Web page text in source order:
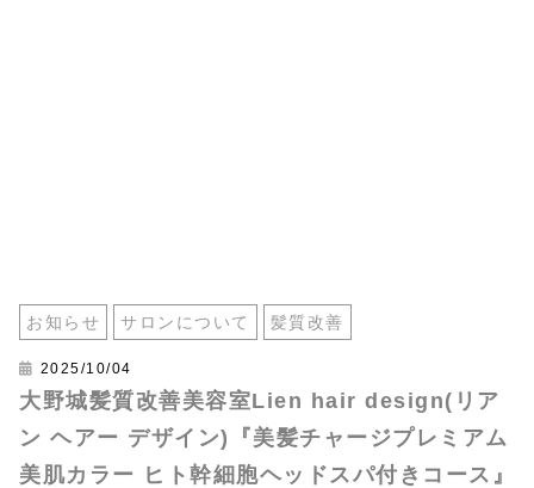
お知らせ サロンについて 髪質改善
2025/10/04
大野城髪質改善美容室Lien hair design(リア
ン ヘアー デザイン)『美髪チャージプレミアム
美肌カラー ヒト幹細胞ヘッドスパ付きコース』